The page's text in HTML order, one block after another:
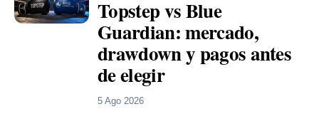
Topstep vs Blue
Guardian: mercado,
drawdown y pagos antes
de elegir
5 Ago 2026